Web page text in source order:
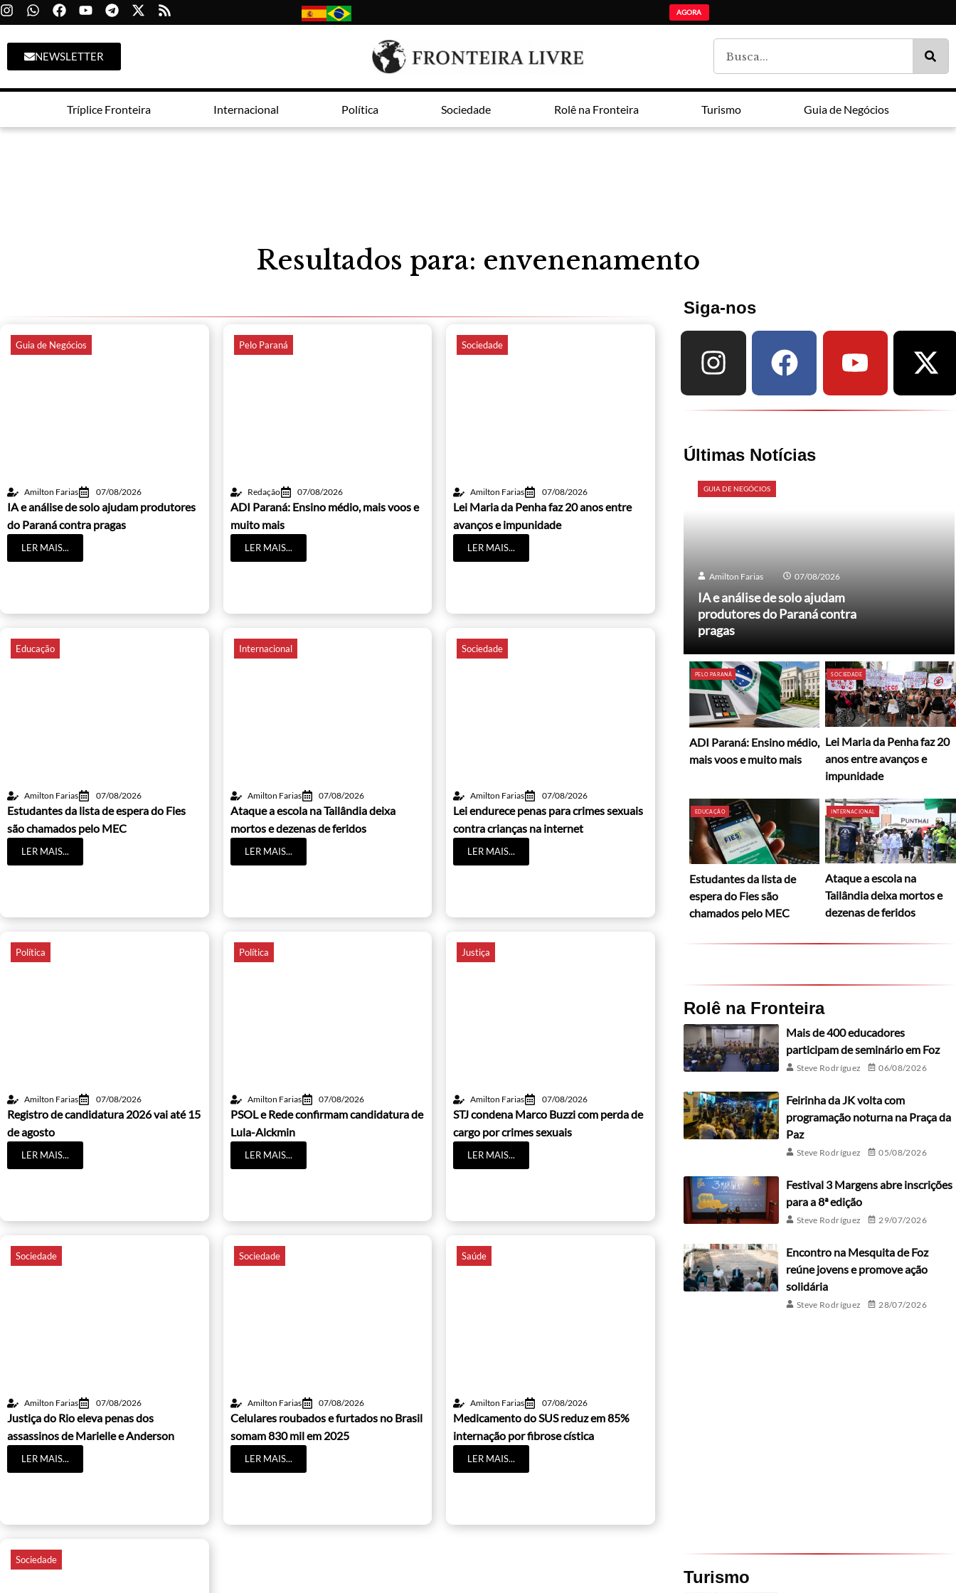
AGORA
NEWSLETTER
Tríplice Fronteira Internacional Política Sociedade Rolê na Fronteira Turismo Guia de Negócios
Resultados para: envenenamento
Guia de Negócios
Amilton Farias 07/08/2026
IA e análise de solo ajudam produtores
do Paraná contra pragas
LER MAIS...
Pelo Paraná
Redação 07/08/2026
ADI Paraná: Ensino médio, mais voos e
muito mais
LER MAIS...
Sociedade
Amilton Farias 07/08/2026
Lei Maria da Penha faz 20 anos entre
avanços e impunidade
LER MAIS...
Educação
Amilton Farias 07/08/2026
Estudantes da lista de espera do Fies
são chamados pelo MEC
LER MAIS...
Internacional
Amilton Farias 07/08/2026
Ataque a escola na Tailândia deixa
mortos e dezenas de feridos
LER MAIS...
Sociedade
Amilton Farias 07/08/2026
Lei endurece penas para crimes sexuais
contra crianças na internet
LER MAIS...
Política
Amilton Farias 07/08/2026
Registro de candidatura 2026 vai até 15
de agosto
LER MAIS...
Política
Amilton Farias 07/08/2026
PSOL e Rede confirmam candidatura de
Lula-Alckmin
LER MAIS...
Justiça
Amilton Farias 07/08/2026
STJ condena Marco Buzzi com perda de
cargo por crimes sexuais
LER MAIS...
Sociedade
Amilton Farias 07/08/2026
Justiça do Rio eleva penas dos
assassinos de Marielle e Anderson
LER MAIS...
Sociedade
Amilton Farias 07/08/2026
Celulares roubados e furtados no Brasil
somam 830 mil em 2025
LER MAIS...
Saúde
Amilton Farias 07/08/2026
Medicamento do SUS reduz em 85%
internação por fibrose cística
LER MAIS...
Sociedade
Siga-nos
Últimas Notícias
GUIA DE NEGÓCIOS
Amilton Farias 07/08/2026
IA e análise de solo ajudam
produtores do Paraná contra
pragas
PELO PARANÁ
ADI Paraná: Ensino médio,
mais voos e muito mais
SOCIEDADE
Lei Maria da Penha faz 20
anos entre avanços e
impunidade
EDUCAÇÃO
Estudantes da lista de
espera do Fies são
chamados pelo MEC
INTERNACIONAL
Ataque a escola na
Tailândia deixa mortos e
dezenas de feridos
Rolê na Fronteira
Mais de 400 educadores
participam de seminário em Foz
Steve Rodríguez 06/08/2026
Feirinha da JK volta com
programação noturna na Praça da
Paz
Steve Rodríguez 05/08/2026
Festival 3 Margens abre inscrições
para a 8ª edição
Steve Rodríguez 29/07/2026
Encontro na Mesquita de Foz
reúne jovens e promove ação
solidária
Steve Rodríguez 28/07/2026
Turismo